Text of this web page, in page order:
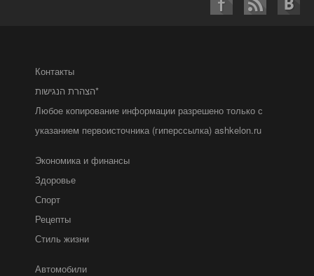
Контакты
הצהרת הנגישות*
Любое копирование информации разрешено только с
указанием первоисточника (гиперссылка) ashkelon.ru
Экономика и финансы
Здоровье
Спорт
Рецепты
Стиль жизни
Автомобили